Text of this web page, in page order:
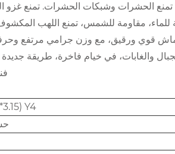
الطبقة تمنع الحشرات وشبكات الحشرات. تمنع
مقاومة للشمس، تمنع اللهب
قوي ورقيق، مع وزن جرامي مرتفع
في خيام فاخرة، طريقة جديدة
Y4 (4*6*3.15 م) بدون منصة